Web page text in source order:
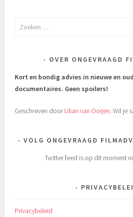
Zoeken
OVER ONGEVRAAGD
Kort en bondig advies in nieuwe en
documentaires. Geen spoilers!
Geschreven doorLilian van Ooijen. Wil je
VOLG ONGEVRAAGD
Twitter feed is op dit moment
Privacybeleid